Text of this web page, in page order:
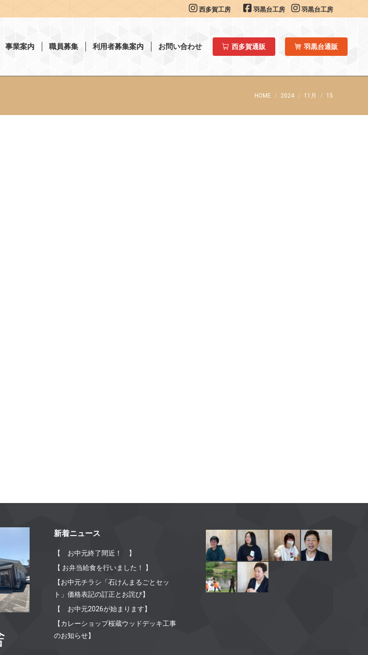
西多賀工房 羽黒台工房 羽黒台工房
事業案内 職員募集 利用者募集案内 お問い合わせ 西多賀通販 羽黒台通販
You are here:
HOME 2024 11月 15
新着ニュース
【 お中元終了間近！ 】
【 お弁当給食を行いました！ 】
【お中元チラシ「石けんまるごとセッ
ト」価格表記の訂正とお詫び】
【 お中元2026が始まります】
【カレーショップ桜蔵ウッドデッキ工事
のお知らせ】